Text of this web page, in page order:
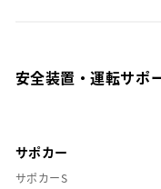
安全装置・運転サポ
サポカー
サポカーS